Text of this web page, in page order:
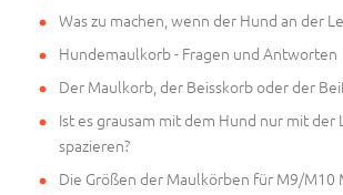
Was zu machen, wenn der Hund an der
Hundemaulkorb - Fragen und Antworten
Der Maulkorb, der Beisskorb oder der
Ist es grausam mit dem Hund nur mit der
spazieren?
Die Größen der Maulkörben für M9/M10